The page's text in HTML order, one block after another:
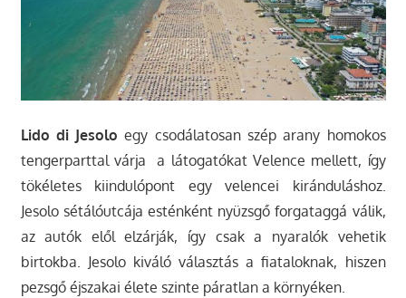
Lido di Jesolo egy csodálatosan szép arany homokos
tengerparttal várja a látogatókat Velence mellett, így
tökéletes kiindulópont egy velencei kiránduláshoz.
Jesolo sétálóutcája esténként nyüzsgő forgataggá válik,
az autók elől elzárják, így csak a nyaralók vehetik
birtokba. Jesolo kiváló választás a fiataloknak, hiszen
pezsgő éjszakai élete szinte páratlan a környéken.